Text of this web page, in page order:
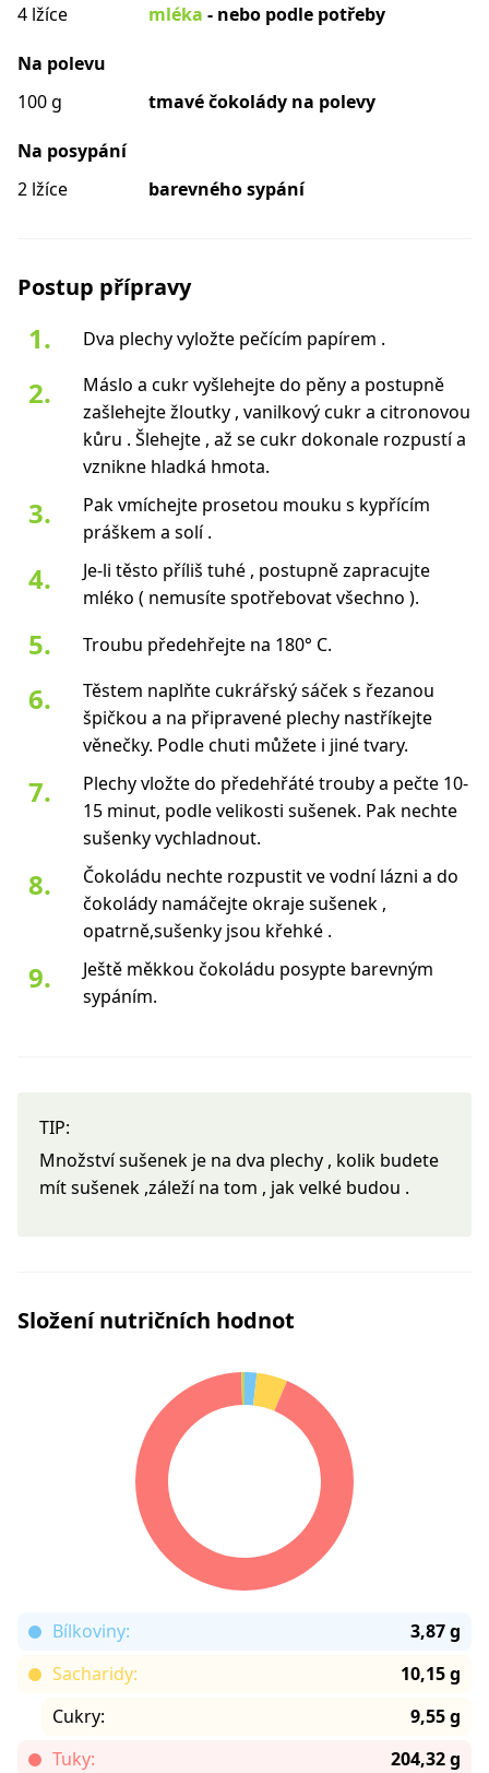
4 lžíce
mléka - nebo podle potřeby
Na polevu
100 g
tmavé čokolády na polevy
Na posypání
2 lžíce
barevného sypání
Postup přípravy
Dva plechy vyložte pečícím papírem .
Máslo a cukr vyšlehejte do pěny a postupně
zašlehejte žloutky , vanilkový cukr a citronovou
kůru . Šlehejte , až se cukr dokonale rozpustí a
vznikne hladká hmota.
Pak vmíchejte prosetou mouku s kypřícím
práškem a solí .
Je-li těsto příliš tuhé , postupně zapracujte
mléko ( nemusíte spotřebovat všechno ).
Troubu předehřejte na 180° C.
Těstem naplňte cukrářský sáček s řezanou
špičkou a na připravené plechy nastříkejte
věnečky. Podle chuti můžete i jiné tvary.
Plechy vložte do předehřáté trouby a pečte 10-
15 minut, podle velikosti sušenek. Pak nechte
sušenky vychladnout.
Čokoládu nechte rozpustit ve vodní lázni a do
čokolády namáčejte okraje sušenek ,
opatrně,sušenky jsou křehké .
Ještě měkkou čokoládu posypte barevným
sypáním.
TIP:
Množství sušenek je na dva plechy , kolik budete
mít sušenek ,záleží na tom , jak velké budou .
Složení nutričních hodnot
Bílkoviny:
3,87 g
Sacharidy:
10,15 g
Cukry:
9,55 g
Tuky:
204,32 g